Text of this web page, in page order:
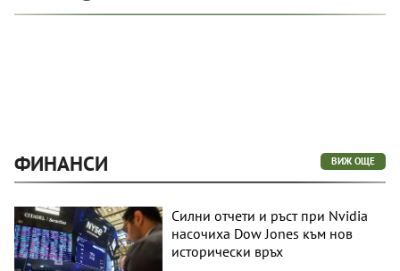
ФИНАНСИ ВИЖ ОЩЕ
Силни отчети и ръст при Nvidia
насочиха Dow Jones към нов
исторически връх